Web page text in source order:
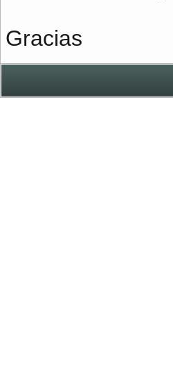
Gracias